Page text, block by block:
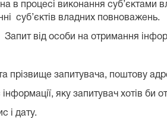
в процесі виконання суб’єктами
суб’єктів владних повноважень.
Запит від особи на отримання
та прізвище запитувача, поштову
інформації, яку запитувач хотів би
і дату.